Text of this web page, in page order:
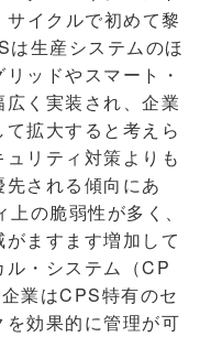
イクルで初めて黎
生産システムのほ
ッドやスマート・
く実装され、企業
拡大すると考えら
リティ対策よりも
される傾向にあ
の脆弱性が多く、
ますます増加して
・システム（CP
業はCPS特有のセ
効果的に管理が可